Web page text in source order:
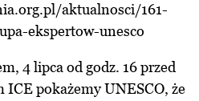
aktualnosci/161-
ekspertow-unesco
4 lipca od godz. 16 przed
pokażemy UNESCO, że